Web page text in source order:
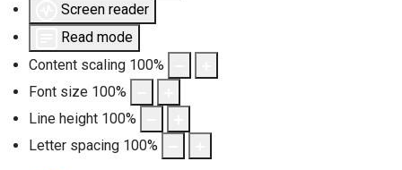
Screen reader
Read mode
Content scaling 100%
Font size 100%
Line height 100%
Letter spacing 100%